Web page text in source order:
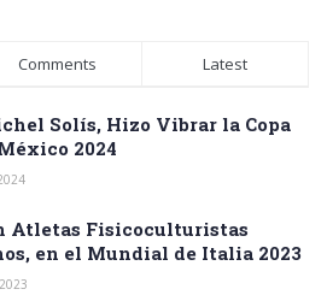
Comments Latest
Solís, Hizo Vibrar la Copa
2024
Atletas Fisicoculturistas
en el Mundial de Italia 2023